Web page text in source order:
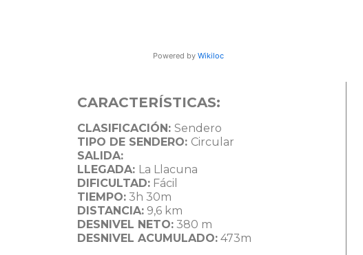
Powered by Wikiloc
CARACTERÍSTICAS:
CLASIFICACIÓN: Sendero
TIPO DE SENDERO: Circular
SALIDA:
LLEGADA: La Llacuna
DIFICULTAD: Fácil
TIEMPO: 3h 30m
DISTANCIA: 9,6 km
DESNIVEL NETO: 380 m
DESNIVEL ACUMULADO: 473m